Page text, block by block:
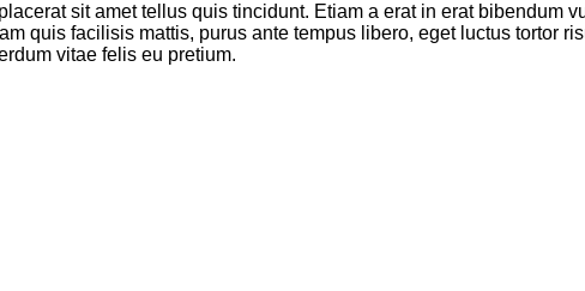
sit amet tellus quis tincidunt. Etiam a erat in erat bibendum
quis facilisis mattis, purus ante tempus libero, eget luctus tortor
vitae felis eu pretium.